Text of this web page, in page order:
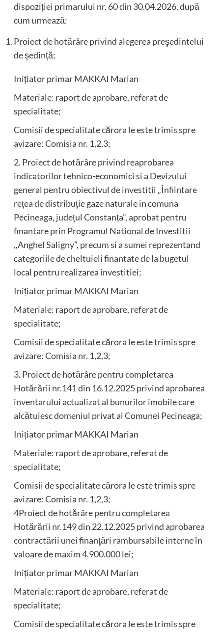
dispoziției primarului nr. 60 din 30.04.2026, după
cum urmează:
Proiect de hotărâre privind alegerea preşedintelui
de şedinţă;
Inițiator primar MAKKAI Marian
Materiale: raport de aprobare, referat de
specialitate;
Comisii de specialitate cărora le este trimis spre
avizare: Comisia nr. 1,2,3;
2. Proiect de hotărâre privind reaprobarea
indicatorilor tehnico-economici si a Devizului
general pentru obiectivul de investitii „Înfiintare
rețea de distribuție gaze naturale in comuna
Pecineaga, județul Constanța”, aprobat pentru
finantare prin Programul National de Investitii
,,Anghel Saligny”, precum si a sumei reprezentand
categoriile de cheltuieli finantate de la bugetul
local pentru realizarea investitiei;
Inițiator primar MAKKAI Marian
Materiale: raport de aprobare, referat de
specialitate;
Comisii de specialitate cărora le este trimis spre
avizare: Comisia nr. 1,2,3;
3. Proiect de hotărâre pentru completarea
Hotărării nr.141 din 16.12.2025 privind aprobarea
inventarului actualizat al bunurilor imobile care
alcătuiesc domeniul privat al Comunei Pecineaga;
Inițiator primar MAKKAI Marian
Materiale: raport de aprobare, referat de
specialitate;
Comisii de specialitate cărora le este trimis spre
avizare: Comisia nr. 1,2,3;
4Proiect de hotărâre pentru completarea
Hotărării nr.149 din 22.12.2025 privind aprobarea
contractării unei finanţări rambursabile interne în
valoare de maxim 4.900.000 lei;
Inițiator primar MAKKAI Marian
Materiale: raport de aprobare, referat de
specialitate;
Comisii de specialitate cărora le este trimis spre